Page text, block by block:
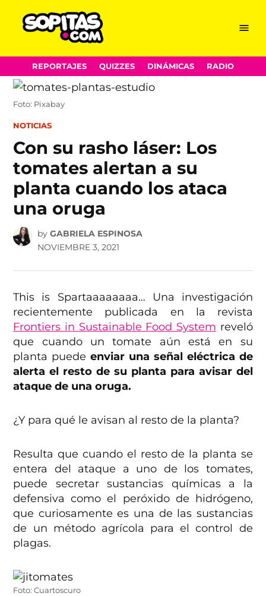
Skip
to
content
Menu
REPORTAJES QUIZZES DINÁMICAS RADIO
Foto: Pixabay
POSTED
NOTICIAS
Con su rasho láser: Los
tomates alertan a su
planta cuando los ataca
una oruga
by GABRIELA ESPINOSA
NOVIEMBRE 3, 2021
This is Spartaaaaaaaa… Una investigación
recientemente publicada en la revista
Frontiers in Sustainable Food System reveló
que cuando un tomate aún está en su
planta puedeenviar una señal eléctrica de
alerta el resto de su planta para avisar del
ataque de una oruga.
¿Y para qué le avisan al resto de la planta?
Resulta que cuando el resto de la planta se
entera del ataque a uno de los tomates,
puede secretar sustancias químicas a la
defensiva como el peróxido de hidrógeno,
que curiosamente es una de las sustancias
de un método agrícola para el control de
plagas.
Foto: Cuartoscuro